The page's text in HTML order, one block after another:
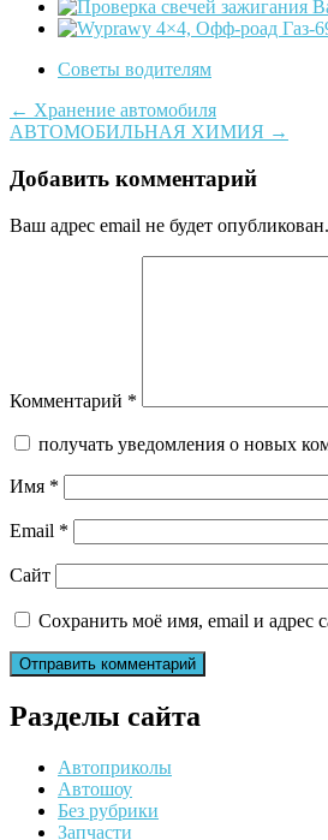
Советы водителям
Post
navigation
← Хранение автомобиля
АВТОМОБИЛЬНАЯ ХИМИЯ →
Добавить комментарий
Ваш адрес email не будет опубликован.
Комментарий *
получать уведомления о новых
Имя *
Email *
Сайт
Сохранить моё имя, email и адрес
Разделы сайта
Автоприколы
Автошоу
Без рубрики
Запчасти